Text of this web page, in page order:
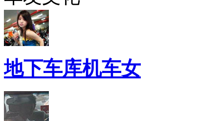
地下车库机车女